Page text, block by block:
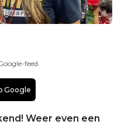
feed
Google
Weer even een